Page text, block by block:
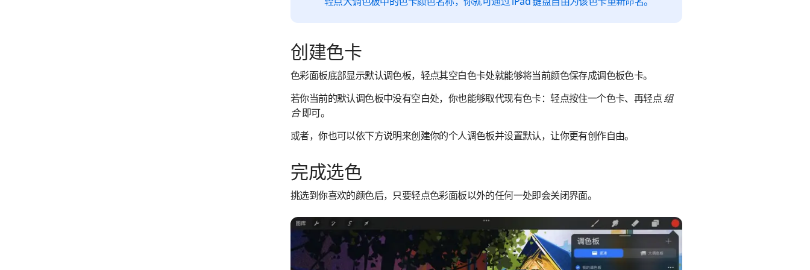
创建色卡
色彩面板底部显示默认调色板，轻点其空白色卡处就能够将当前颜色保存成调色板色卡。
若你当前的默认调色板中没有空白处，你也能够取代现有色卡：轻点按住一个色卡、再轻点组
合即可。
或者，你也可以依下方说明来创建你的个人调色板并设置默认，让你更有创作自由。
完成选色
挑选到你喜欢的颜色后，只要轻点色彩面板以外的任何一处即会关闭界面。